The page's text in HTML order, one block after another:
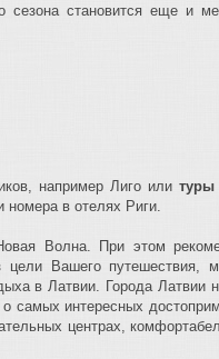
становится еще и
например Лиго или
номера в отелях Риги.
Волна. При этом
Вашего путешествия,
в Латвии. Города Латвии
самых интересных
центрах,